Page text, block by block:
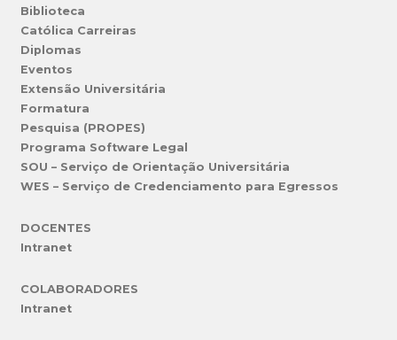
Biblioteca
Católica Carreiras
Diplomas
Eventos
Extensão Universitária
Formatura
Pesquisa (PROPES)
Programa Software Legal
SOU – Serviço de Orientação Universitária
WES – Serviço de Credenciamento para Egressos
DOCENTES
Intranet
COLABORADORES
Intranet